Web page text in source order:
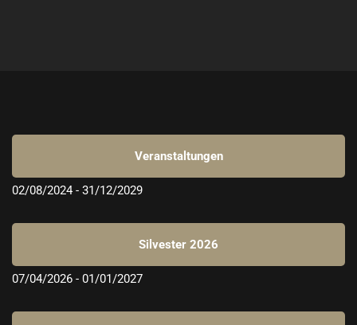
Veranstaltungen
02/08/2024 - 31/12/2029
Silvester 2026
07/04/2026 - 01/01/2027